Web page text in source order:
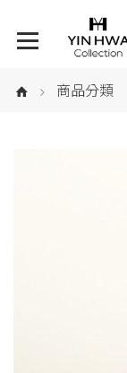
商品分類